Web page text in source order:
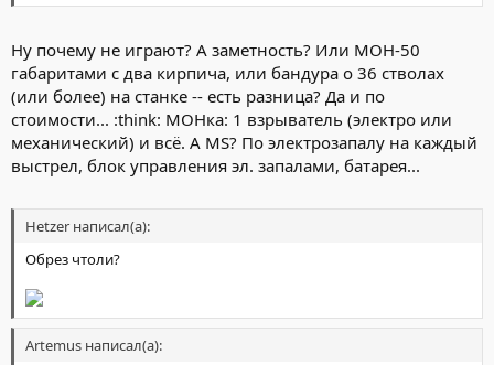
Ну почему не играют? А заметность? Или МОН-50
габаритами с два кирпича, или бандура о 36 стволах
(или более) на станке -- есть разница? Да и по
стоимости... :think: МОНка: 1 взрыватель (электро или
механический) и всё. А МS? По электрозапалу на каждый
выстрел, блок управления эл. запалами, батарея...
Hetzer написал(а):
Обрез чтоли?
Artemus написал(а):